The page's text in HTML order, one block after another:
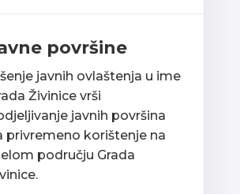
površine
javnih ovlaštenja u ime
Živinice vrši
javnih površina
privremeno korištenje na
području Grada